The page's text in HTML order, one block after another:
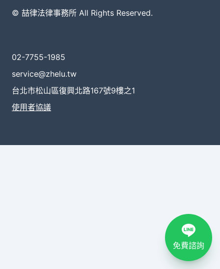
© 喆律法律事務所 All Rights Reserved.
02-7755-1985
service@zhelu.tw
台北市松山區復興北路167號9樓之1
使用者協議
免費諮詢